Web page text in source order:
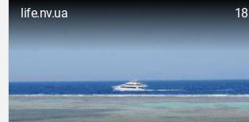
количество рек и говорить не
вариантов размещения на этих
немало, но мы отобрали тридцать
life.nv.ua